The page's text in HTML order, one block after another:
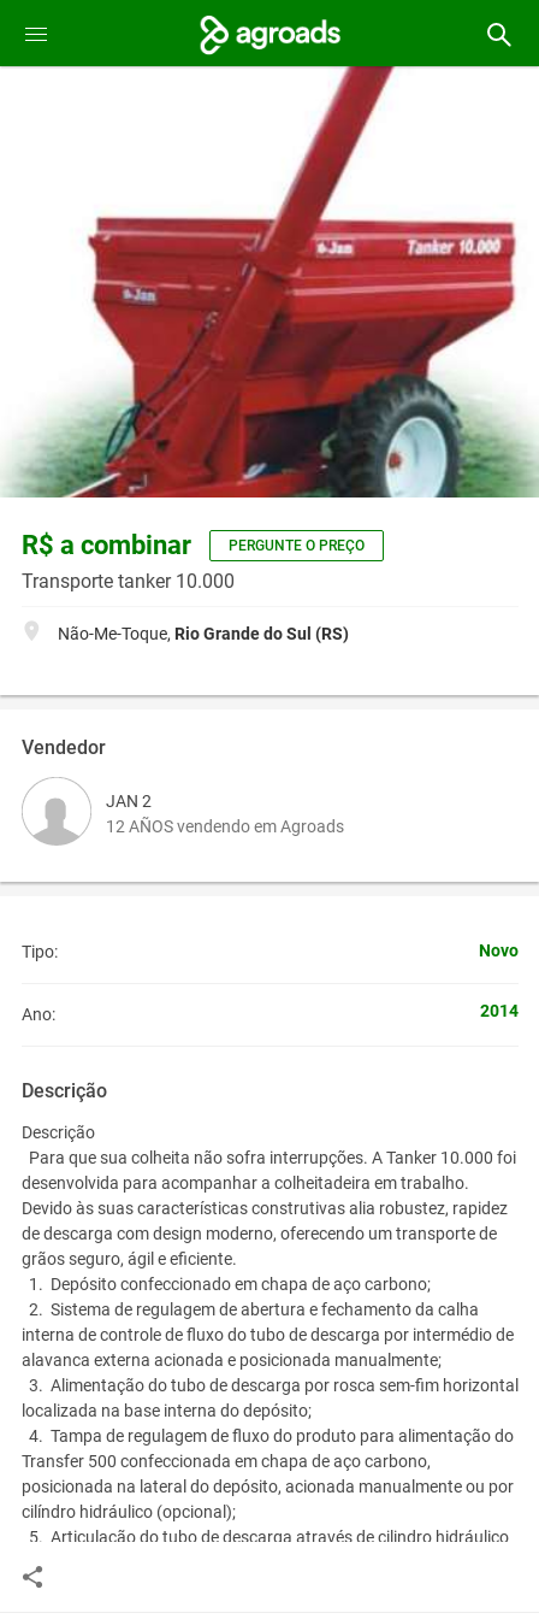
R$ a combinar PERGUNTE O PREÇO
Transporte tanker 10.000
Não-Me-Toque, Rio Grande do Sul (RS)
Vendedor
JAN 2
12 AÑOS vendendo em Agroads
Tipo: Novo
Ano: 2014
Descrição
Descrição
Para que sua colheita não sofra interrupções. A Tanker 10.000 foi
desenvolvida para acompanhar a colheitadeira em trabalho.
Devido às suas características construtivas alia robustez, rapidez
de descarga com design moderno, oferecendo um transporte de
grãos seguro, ágil e eficiente.
1. Depósito confeccionado em chapa de aço carbono;
2. Sistema de regulagem de abertura e fechamento da calha
interna de controle de fluxo dotubo de descarga por intermédio de
alavanca externa acionada e posicionada manualmente;
3. Alimentação do tubo de descarga por rosca sem-fim horizontal
localizada na base interna do depósito;
4. Tampa de regulagem de fluxo do produto para alimentação do
Transfer 500 confeccionada em chapa de aço carbono,
posicionada na lateral do depósito, acionada manualmente ou por
cilíndro hidráulico (opcional);
5. Articulação do tubo de descarga através de cilindro hidráulico
equipado com exclusivo
posição de descarga;